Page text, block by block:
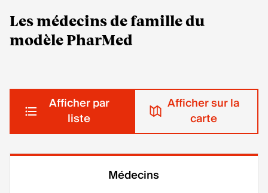
Les médecins de famille du
modèle PharMed
Afficher par
liste
Afficher sur la
carte
Médecins